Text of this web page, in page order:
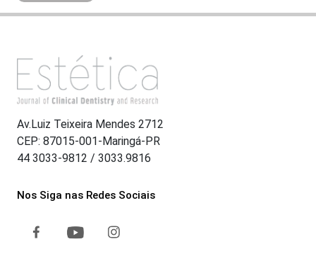
Av.Luiz Teixeira Mendes 2712
CEP: 87015-001-Maringá-PR
44 3033-9812 / 3033.9816
Nos Siga nas Redes Sociais